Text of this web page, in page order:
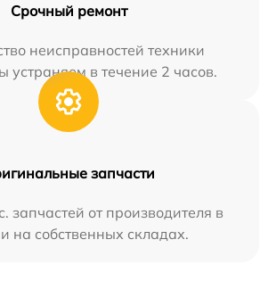
Срочный ремонт
неисправностей техники
устраняем в течение 2 часов.
запчасти
запчастей от производителя в
на собственных складах.